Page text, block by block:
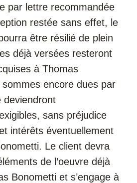
par lettre recommandée
restée sans effet, le
être résilié de plein
déjà versées resteront
à Thomas
encore dues par
deviendront
sans préjudice
intérêts éventuellement
Le client devra
de l’oeuvre déjà
Bonometti et s’engage à